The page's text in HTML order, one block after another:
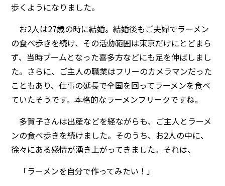
歩くようになりました。
お2人は27歳の時に結婚。結婚後もご夫婦でラーメン
の食べ歩きを続け、その活動範囲は東京だけにとどまら
ず、当時ブームとなった喜多方などにも足を伸ばしまし
た。さらに、ご主人の職業はフリーのカメラマンだった
こともあり、仕事の延長で全国を回ってラーメンを食べ
ていたそうです。本格的なラーメンフリークですね。
多賀子さんは出産などを経ながらも、ご主人とラーメ
ンの食べ歩きを続けました。そのうち、お2人の中に、
徐々にある感情が湧き上がってきました。それは、
「ラーメンを自分で作ってみたい！」